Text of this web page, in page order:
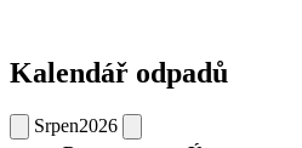
Kalendář odpadů
Srpen2026